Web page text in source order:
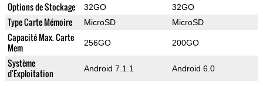
Options de Stockage 32GO 32GO
Type Carte Mémoire MicroSD MicroSD
Capacité Max. Carte
Mem
256GO 200GO
Système
d'Exploitation
Android 7.1.1 Android 6.0